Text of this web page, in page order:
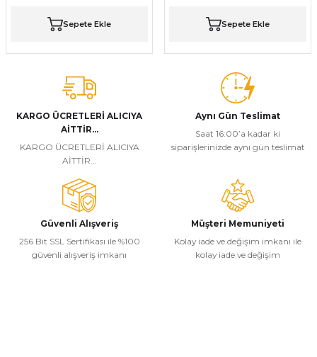
Sepete Ekle Sepete Ekle
KARGO ÜCRETLERİ ALICIYA
AİTTİR...
KARGO ÜCRETLERİ ALICIYA
AİTTİR...
Aynı Gün Teslimat
Saat 16:00’a kadar ki
siparişlerinizde aynı gün teslimat
Güvenli Alışveriş
256 Bit SSL Sertifikası ile %100
güvenli alışveriş imkanı
Müşteri Memuniyeti
Kolay iade ve değişim imkanı ile
kolay iade ve değişim